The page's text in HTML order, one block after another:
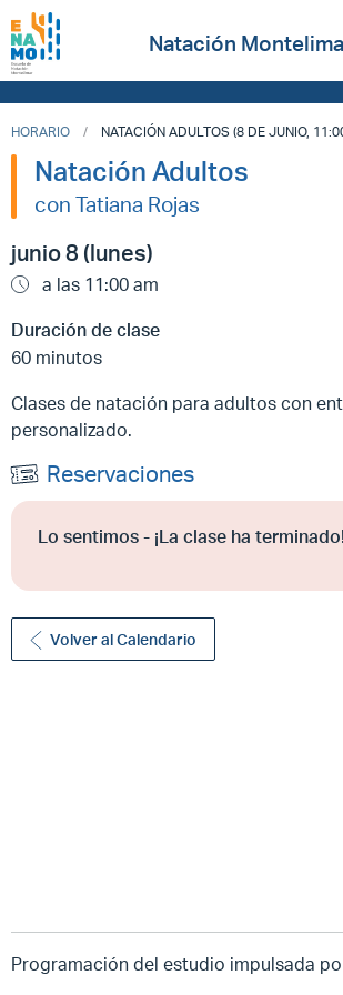
Natación
HORARIO NATACIÓN ADULTOS (8 DE JUNIO,
Natación Adultos
con Tatiana Rojas
junio 8 (lunes)
a las 11:00 am
Duración de clase
60 minutos
Clases de natación para adultos con
personalizado.
Reservaciones
Lo sentimos - ¡La clase ha terminado!
Volver al Calendario
Programación del estudio impulsada